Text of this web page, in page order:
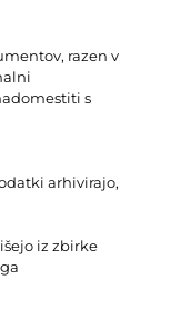
razen v
s
arhivirajo,
iz zbirke